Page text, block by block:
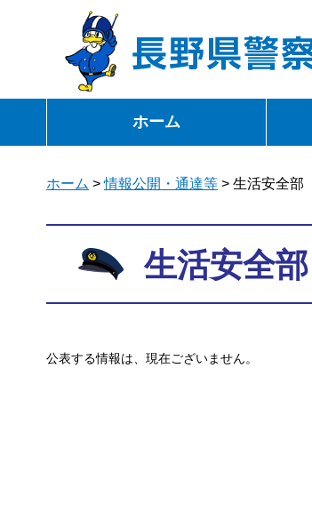
長野県警察
ホーム
ホーム >情報公開・通達等 > 生活安全部
生活安全部
公表する情報は、現在ございません。